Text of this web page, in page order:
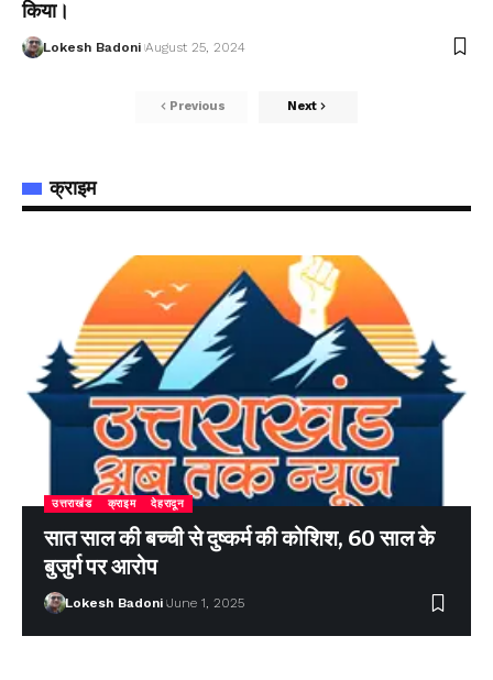
किया।
Lokesh Badoni August 25, 2024
Previous Next
क्राइम
उत्तराखंड क्राइम देहरादून
सात साल की बच्ची से दुष्कर्म की कोशिश, 60 साल के
बुजुर्ग पर आरोप
Lokesh Badoni June 1, 2025